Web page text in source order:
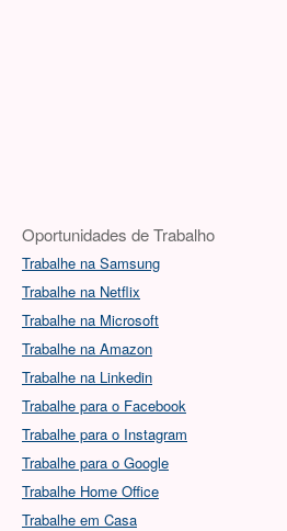
Oportunidades de Trabalho
Trabalhe na Samsung
Trabalhe na Netflix
Trabalhe na Microsoft
Trabalhe na Amazon
Trabalhe na Linkedin
Trabalhe para o Facebook
Trabalhe para o Instagram
Trabalhe para o Google
Trabalhe Home Office
Trabalhe em Casa